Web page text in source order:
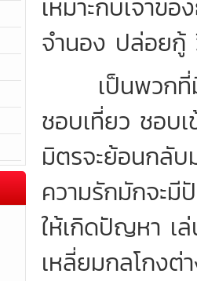
เหมาะกับเจ้าข
จำนอง ปล่อยกู้
เป็นพวกที่มี
ชอบเที่ยว ชอบเ
มิตรจะย้อนกลับ
ความรักมักจะ
ให้เกิดปัญหา เ
เหลี่ยมกลโกงต่